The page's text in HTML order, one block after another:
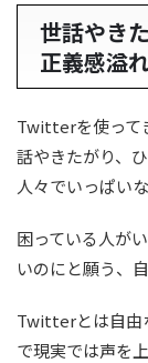
世話やき
正義感溢
Twitterを使って
話やきたがり、
人々でいっぱい
困っている人が
いのにと願う、
Twitterとは自由
で現実では声を